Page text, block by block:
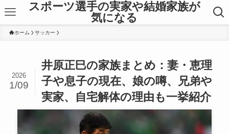
スポーツ選手の実家や結婚家族が
気になる
ホーム サッカー
井原正巳の家族まとめ：妻・恵理
子や息子の現在、娘の噂、兄弟や
実家、自宅解体の理由も一挙紹介
2026
1/09